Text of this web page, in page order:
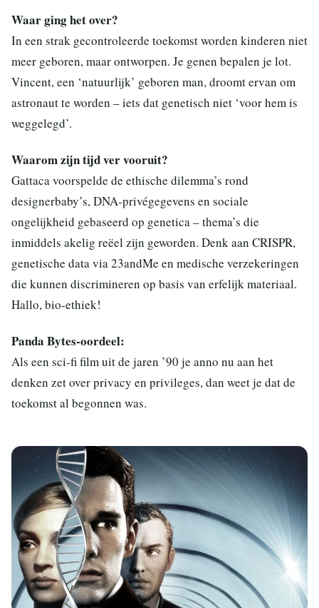
Waar ging het over?
In een strak gecontroleerde toekomst worden kinderen niet
meer geboren, maar ontworpen. Je genen bepalen je lot.
Vincent, een ‘natuurlijk’ geboren man, droomt ervan om
astronaut te worden – iets dat genetisch niet ‘voor hem is
weggelegd’.
Waarom zijn tijd ver vooruit?
Gattaca voorspelde de ethische dilemma’s rond
designerbaby’s, DNA-privégegevens en sociale
ongelijkheid gebaseerd op genetica – thema’s die
inmiddels akelig reëel zijn geworden. Denk aan CRISPR,
genetische data via 23andMe en medische verzekeringen
die kunnen discrimineren op basis van erfelijk materiaal.
Hallo, bio-ethiek!
Panda Bytes-oordeel:
Als een sci-fi film uit de jaren ’90 je anno nu aan het
denken zet over privacy en privileges, dan weet je dat de
toekomst al begonnen was.